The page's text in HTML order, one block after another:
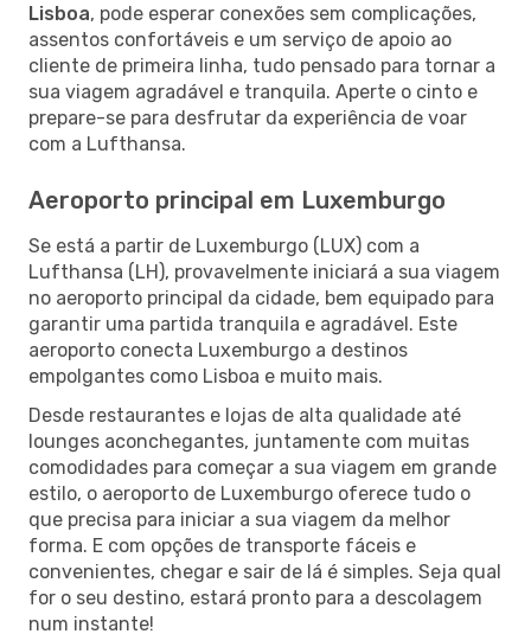
Lisboa, pode esperar conexões sem complicações,
assentos confortáveis e um serviço de apoio ao
cliente de primeira linha, tudo pensado para tornar a
sua viagem agradável e tranquila. Aperte o cinto e
prepare-se para desfrutar da experiência de voar
com a Lufthansa.
Aeroporto principal em Luxemburgo
Se está a partir de Luxemburgo (LUX) com a
Lufthansa (LH), provavelmente iniciará a sua viagem
no aeroporto principal da cidade, bem equipado para
garantir uma partida tranquila e agradável. Este
aeroporto conecta Luxemburgo a destinos
empolgantes como Lisboa e muito mais.
Desde restaurantes e lojas de alta qualidade até
lounges aconchegantes, juntamente com muitas
comodidades para começar a sua viagem em grande
estilo, o aeroporto de Luxemburgo oferece tudo o
que precisa para iniciar a sua viagem da melhor
forma. E com opções de transporte fáceis e
convenientes, chegar e sair de lá é simples. Seja qual
for o seu destino, estará pronto para a descolagem
num instante!